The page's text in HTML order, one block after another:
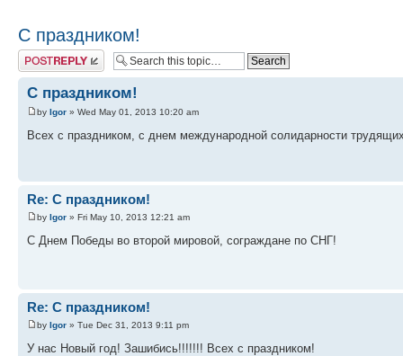
С праздником!
Post a reply
С праздником!
by Igor » Wed May 01, 2013 10:20 am
Всех с праздником, с днем международной солидарности
Re: С праздником!
by Igor » Fri May 10, 2013 12:21 am
С Днем Победы во второй мировой, сограждане по СНГ!
Re: С праздником!
by Igor » Tue Dec 31, 2013 9:11 pm
У нас Новый год! Зашибись!!!!!!! Всех с праздником!